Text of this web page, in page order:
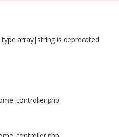
array|string is deprecated